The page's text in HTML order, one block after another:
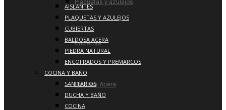
Plaquetas y azulejos
Cubiertas
Baldosa Acera
AISLANTES
PLAQUETAS Y AZULEJOS
CUBIERTAS
BALDOSA ACERA
PIEDRA NATURAL
ENCOFRADOS Y PREMARCOS
COCINA Y BAÑO
SANITARIOS
DUCHA Y BAÑO
COCINA